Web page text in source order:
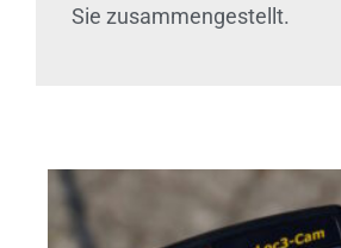
Sie zusammengestellt.